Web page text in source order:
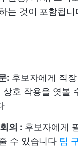
는 것이 포함됩니
: 후보자에게 직
상호 작용을 엿볼
의 : 후보자에게
수 있습니다 팀